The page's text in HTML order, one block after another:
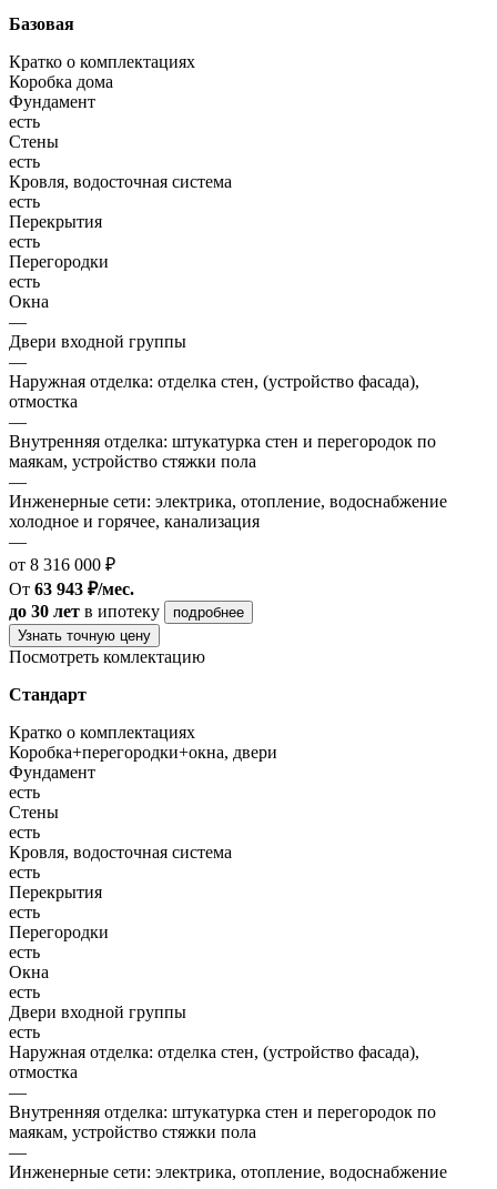
Базовая
Кратко о комплектациях
Коробка дома
Фундамент
есть
Стены
есть
Кровля, водосточная система
есть
Перекрытия
есть
Перегородки
есть
Окна
—
Двери входной группы
—
Наружная отделка: отделка стен, (устройство фасада),
отмостка
—
Внутренняя отделка: штукатурка стен и перегородок по
маякам, устройство стяжки пола
—
Инженерные сети: электрика, отопление, водоснабжение
холодное и горячее, канализация
—
от 8 316 000 ₽
От 63 943 ₽/мес.
до 30 лет в ипотеку
подробнее
Узнать точную цену
Посмотреть комлектацию
Стандарт
Кратко о комплектациях
Коробка+перегородки+окна, двери
Фундамент
есть
Стены
есть
Кровля, водосточная система
есть
Перекрытия
есть
Перегородки
есть
Окна
есть
Двери входной группы
есть
Наружная отделка: отделка стен, (устройство фасада),
отмостка
—
Внутренняя отделка: штукатурка стен и перегородок по
маякам, устройство стяжки пола
—
Инженерные сети: электрика, отопление, водоснабжение